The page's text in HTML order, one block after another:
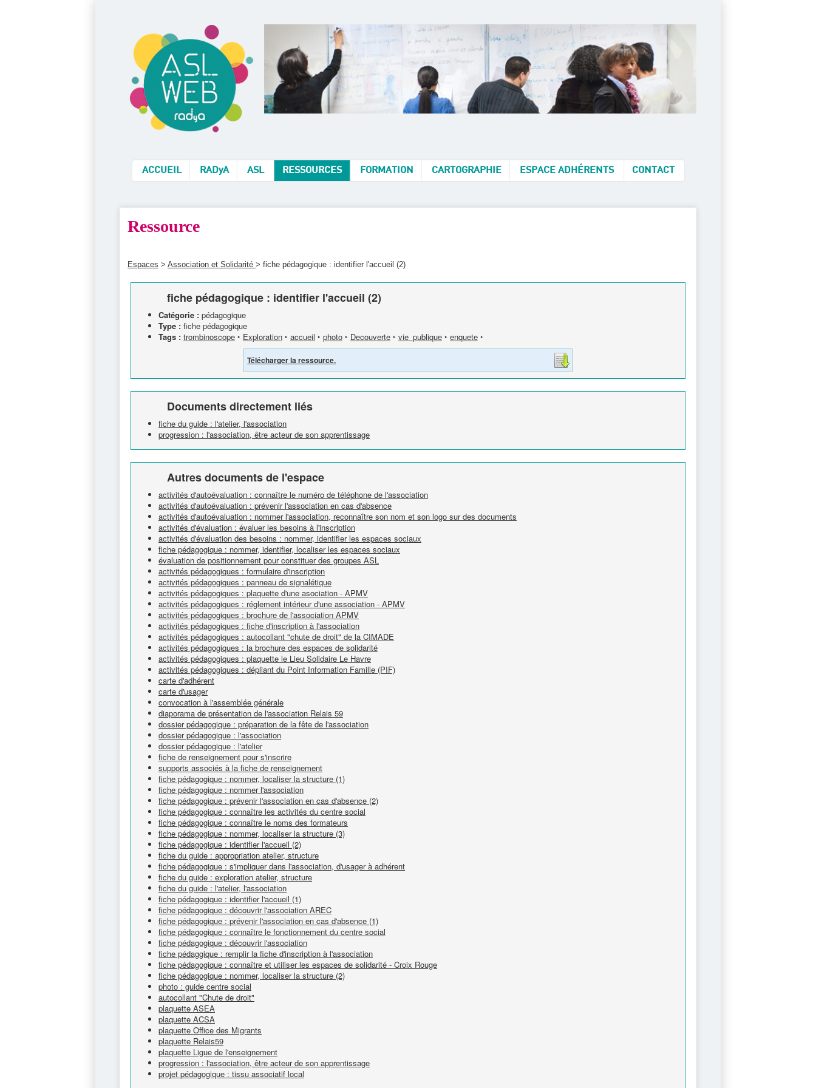
ACCUEIL RADyA ASL RESSOURCES FORMATION CARTOGRAPHIE ESPACE ADHÉRENTS CONTACT
Ressource
Espaces > Association et Solidarité > fiche pédagogique : identifier l'accueil (2)
fiche pédagogique : identifier l'accueil (2)
Catégorie : pédagogique
Type : fiche pédagogique
Tags : trombinoscope ‣ Exploration ‣ accueil ‣ photo ‣ Decouverte ‣ vie_publique ‣ enquete ‣
Télécharger la ressource.
Documents directement liés
fiche du guide : l'atelier, l'association
progression : l'association, être acteur de son apprentissage
Autres documents de l'espace
activités d'autoévaluation : connaître le numéro de téléphone de l'association
activités d'autoévaluation : prévenir l'association en cas d'absence
activités d'autoévaluation : nommer l'association, reconnaître son nom et son logo sur des documents
activités d'évaluation : évaluer les besoins à l'inscription
activités d'évaluation des besoins : nommer, identifier les espaces sociaux
fiche pédagogique : nommer, identifier, localiser les espaces sociaux
évaluation de positionnement pour constituer des groupes ASL
activités pédagogiques : formulaire d'inscription
activités pédagogiques : panneau de signalétique
activités pédagogiques : plaquette d'une asociation - APMV
activités pédagogiques : réglement intérieur d'une association - APMV
activités pédagogiques : brochure de l'association APMV
activités pédagogiques : fiche d'inscription à l'association
activités pédagogiques : autocollant "chute de droit" de la CIMADE
activités pédagogiques : la brochure des espaces de solidarité
activités pédagogiques : plaquette le Lieu Solidaire Le Havre
activités pédagogiques : dépliant du Point Information Famille (PIF)
carte d'adhérent
carte d'usager
convocation à l'assemblée générale
diaporama de présentation de l'association Relais 59
dossier pédagogique : préparation de la fête de l'association
dossier pédagogique : l'association
dossier pédagogique : l'atelier
fiche de renseignement pour s'inscrire
supports associés à la fiche de renseignement
fiche pédagogique : nommer, localiser la structure (1)
fiche pédagogique : nommer l'association
fiche pédagogique : prévenir l'association en cas d'absence (2)
fiche pédagogique : connaître les activités du centre social
fiche pédagogique : connaître le noms des formateurs
fiche pédagogique : nommer, localiser la structure (3)
fiche pédagogique : identifier l'accueil (2)
fiche du guide : appropriation atelier, structure
fiche pédagogique : s'impliquer dans l'association, d'usager à adhérent
fiche du guide : exploration atelier, structure
fiche du guide : l'atelier, l'association
fiche pédagogique : identifier l'accueil (1)
fiche pédagogique : découvrir l'association AREC
fiche pédagogique : prévenir l'association en cas d'absence (1)
fiche pédagogique : connaître le fonctionnement du centre social
fiche pédagogique : découvrir l'association
fiche pédaggique : remplir la fiche d'inscription à l'association
fiche pédagogique : connaître et utiliser les espaces de solidarité - Croix Rouge
fiche pédagogique : nommer, localiser la structure (2)
photo : guide centre social
autocollant "Chute de droit"
plaquette ASEA
plaquette ACSA
plaquette Office des Migrants
plaquette Relais59
plaquette Ligue de l'enseignement
progression : l'association, être acteur de son apprentissage
projet pédagogique : tissu associatif local